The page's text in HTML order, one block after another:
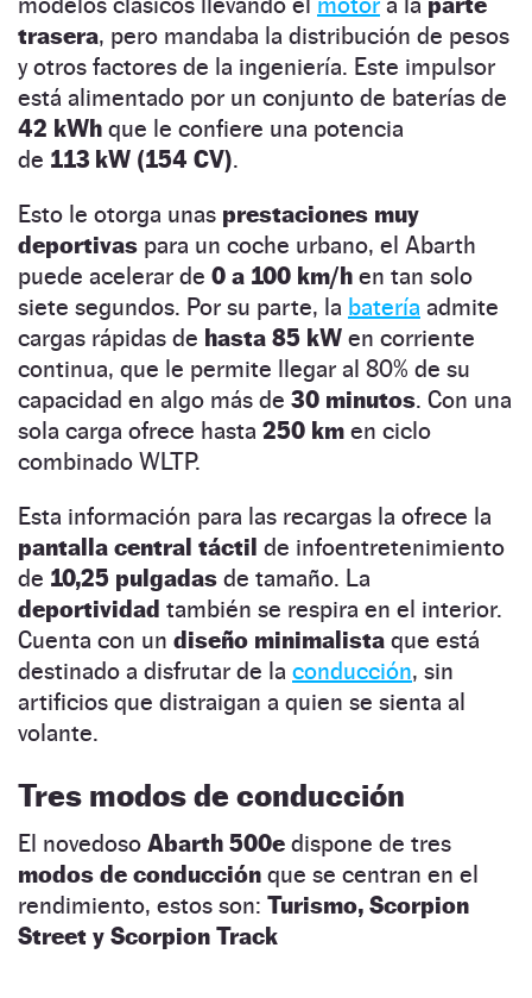
trasera, pero mandaba la distribución de pesos
y otros factores de la ingeniería. Este impulsor
está alimentado por un conjunto de baterías de
42 kWh que le confiere una potencia
de 113 kW (154 CV).
Esto le otorga unas prestaciones muy
deportivas para un coche urbano, el Abarth
puede acelerar de 0 a 100 km/h en tan solo
siete segundos. Por su parte, la batería admite
cargas rápidas de hasta 85 kW en corriente
continua, que le permite llegar al 80% de su
capacidad en algo más de 30 minutos. Con una
sola carga ofrece hasta 250 km en ciclo
combinado WLTP.
Esta información para las recargas la ofrece la
pantalla central táctil de infoentretenimiento
de 10,25 pulgadas de tamaño. La
deportividad también se respira en el interior.
Cuenta con un diseño minimalista que está
destinado a disfrutar de la conducción, sin
artificios que distraigan a quien se sienta al
volante.
Tres modos de conducción
El novedoso Abarth 500e dispone de tres
modos de conducción que se centran en el
rendimiento, estos son: Turismo, Scorpion
Street y Scorpion Track